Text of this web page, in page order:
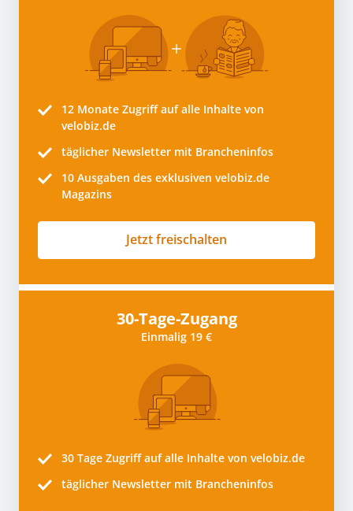
12 Monate Zugriff auf alle Inhalte von
velobiz.de
täglicher Newsletter mit Brancheninfos
10 Ausgaben des exklusiven velobiz.de
Magazins
Jetzt freischalten
30-Tage-Zugang
Einmalig 19 €
30 Tage Zugriff auf alle Inhalte von velobiz.de
täglicher Newsletter mit Brancheninfos